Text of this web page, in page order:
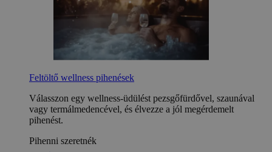
Feltöltő wellness pihenések
Válasszon egy wellness-üdülést pezsgőfürdővel, szaunával
vagy termálmedencével, és élvezze a jól megérdemelt
pihenést.
Pihenni szeretnék